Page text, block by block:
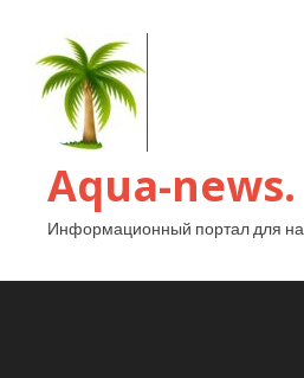
Aqua-news.
Информационный портал для